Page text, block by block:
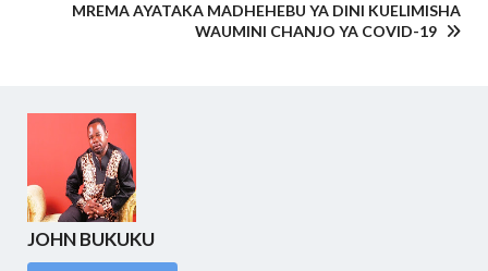
MREMA AYATAKA MADHEHEBU YA DINI KUELIMISHA
WAUMINI CHANJO YA COVID-19
JOHN BUKUKU